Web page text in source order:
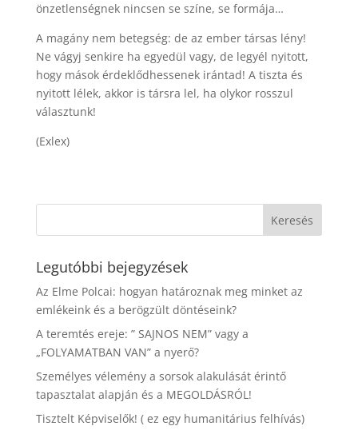
önzetlenségnek nincsen se színe, se formája…
A magány nem betegség: de az ember társas lény!
Ne vágyj senkire ha egyedül vagy, de legyél nyitott,
hogy mások érdeklődhessenek irántad! A tiszta és
nyitott lélek, akkor is társra lel, ha olykor rosszul
választunk!
(Exlex)
Legutóbbi bejegyzések
Az Elme Polcai: hogyan határoznak meg minket az
emlékeink és a berögzült döntéseink?
A teremtés ereje: ” SAJNOS NEM” vagy a
„FOLYAMATBAN VAN” a nyerő?
Személyes vélemény a sorsok alakulását érintő
tapasztalat alapján és a MEGOLDÁSRÓL!
Tisztelt Képviselők! ( ez egy humanitárius felhívás)